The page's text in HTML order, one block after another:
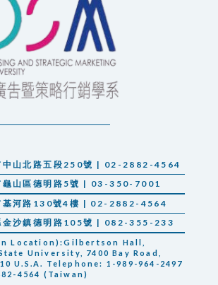
中山北路五段250號 | 02-2882-4564
龜山區德明路5號 | 03-350-7001
基河路130號4樓 | 02-2882-4564
金沙鎮德明路105號 | 082-355-233
Location):Gilbertson Hall,
University, 7400 Bay Road,
U.S.A. Telephone: 1-989-964-2497
4564 (Taiwan)